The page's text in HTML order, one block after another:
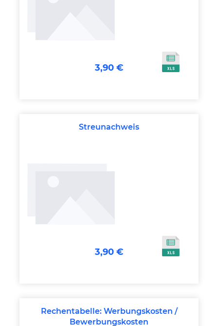
3,90 €
Streunachweis
3,90 €
Rechentabelle: Werbungskosten /
Bewerbungskosten